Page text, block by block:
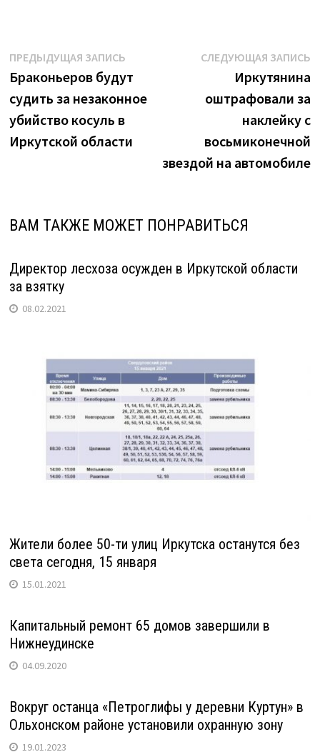
Навигация
по
записям
ПРЕДЫДУЩАЯ ЗАПИСЬПредыдущая
запись:
Браконьеров будут
судить за незаконное
убийство косуль в
Иркутской области
СЛЕДУЮЩАЯ ЗАПИСЬ
Иркутянина
оштрафовали за
наклейку с
восьмиконечной
звездой на автомобиле
ВАМ ТАКЖЕ МОЖЕТ ПОНРАВИТЬСЯ
Директор лесхоза осужден в Иркутской области
за взятку
08.02.2021
Жители более 50-ти улиц Иркутска останутся без
света сегодня, 15 января
15.01.2021
Капитальный ремонт 65 домов завершили в
Нижнеудинске
04.09.2020
Вокруг останца «Петроглифы у деревни Куртун» в
Ольхонском районе установили охранную зону
19.01.2023